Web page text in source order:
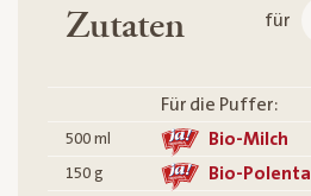
Zutaten für
Für die Puffer:
500 ml Bio-Milch
150 g Bio-Polenta